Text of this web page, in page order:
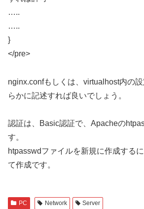
…..
…..
}
</pre>
nginx.confもしくは、virtualhost内の
らかに記述すれば良いでしょう。
認証は、Basic認証で、Apacheの
す。
htpasswdファイルを新規に作成する
て作成です。
PC Network Server